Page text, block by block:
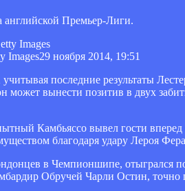
английской Премьер-Лиги.
Images29 ноября 2014, 19:51
последние результаты
вынести позитив в двух
Камбьяссо вывел гости
благодаря удару Лероя
в Чемпионшипе, отыгрался
Обручей Чарли Остин, точно